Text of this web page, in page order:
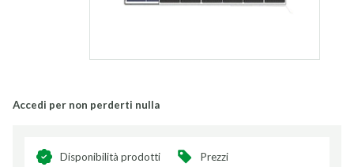
Accedi per non perderti nulla
Disponibilità prodotti
Prezzi